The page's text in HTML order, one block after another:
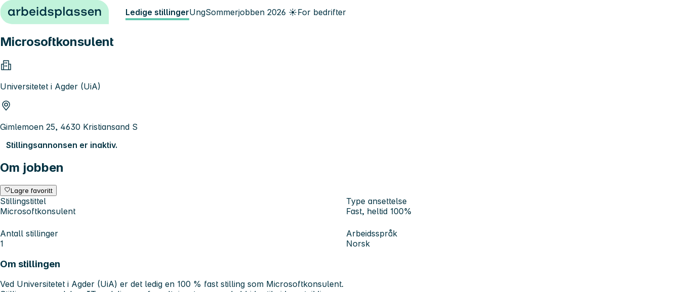
Hopp til innhold Ledige stillingerUngSommerjobben 2026 ☀️For bedrifter
Microsoftkonsulent
Universitetet i Agder (UiA)
Gimlemoen 25, 4630 Kristiansand S
Stillingsannonsen er inaktiv.
Om jobben
Lagre favoritt
Stillingstittel
Microsoftkonsulent
Type ansettelse
Fast, heltid 100%
Antall stillinger
1
Arbeidsspråk
Norsk
Om stillingen
Ved Universitetet i Agder (UiA) er det ledig en 100 % fast stilling som Microsoftkonsulent.